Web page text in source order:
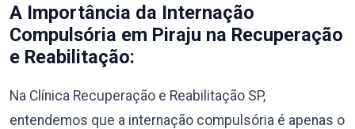
A Importância da Internação
Compulsória em Piraju na Recuperação
e Reabilitação:
Na Clínica Recuperação e Reabilitação SP,
entendemos que a internação compulsória é apenas o